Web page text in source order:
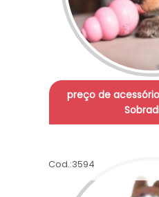
preço de
Cod.:3594